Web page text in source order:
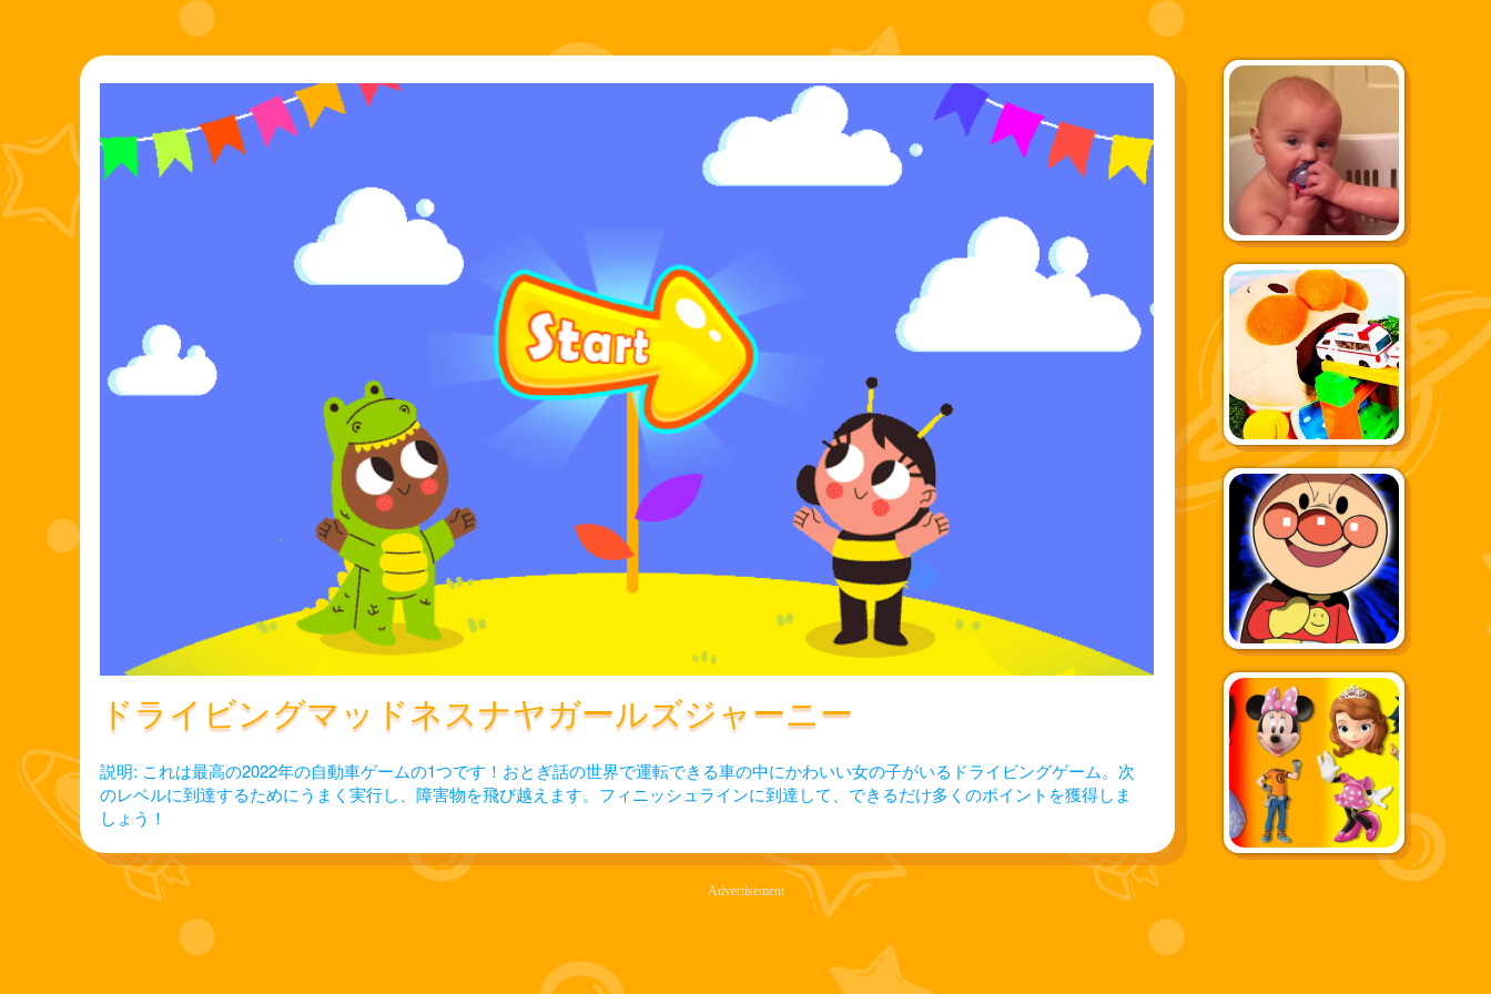
ドライビングマッドネスナヤガールズジャーニー
説明: これは最高の2022年の自動車ゲームの1つです！おとぎ話の世界で運転できる車の中にかわいい女の子がいるドライビングゲーム。次
のレベルに到達するためにうまく実行し、障害物を飛び越えます。フィニッシュラインに到達して、できるだけ多くのポイントを獲得しま
しょう！
Advertisement